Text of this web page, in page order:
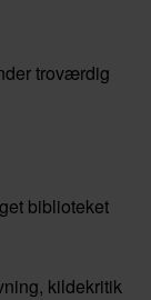
troværdig
biblioteket
kildekritik